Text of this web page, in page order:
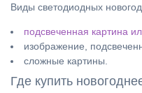
Виды светодиодных
подсвеченная картина
изображение,
сложные картины.
Где купить